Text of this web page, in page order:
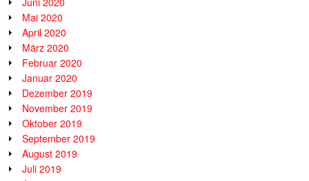
Mai 2020
April 2020
März 2020
Februar 2020
Januar 2020
Dezember 2019
November 2019
Oktober 2019
September 2019
August 2019
Juli 2019